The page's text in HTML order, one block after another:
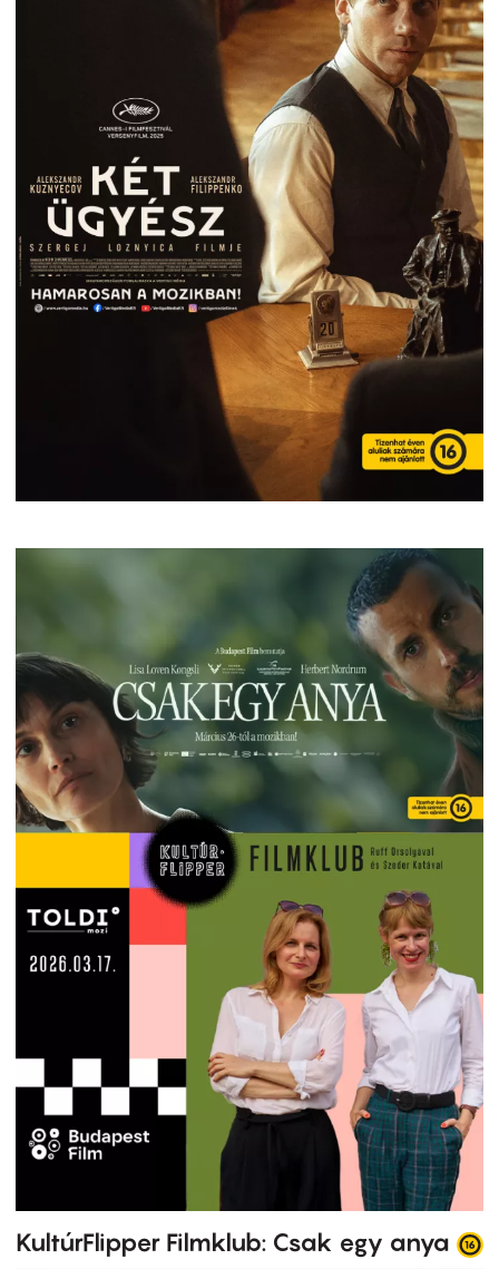
KultúrFlipper Filmklub: Csak egy anya